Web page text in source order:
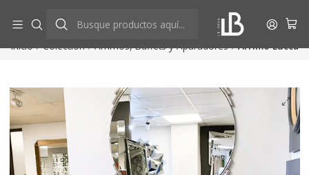
Ver más
Inicio Colección Arrimos, Buffets y Aparadores Arrimo Lucca